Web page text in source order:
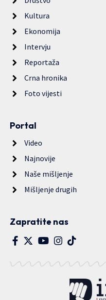
Kultura
Ekonomija
Intervju
Reportaža
Crna hronika
Foto vijesti
Portal
Video
Najnovije
Naše mišljenje
Mišljenje drugih
Zapratite nas